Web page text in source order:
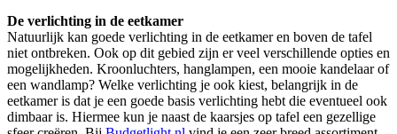
De verlichting in de eetkamer
Natuurlijk kan goede verlichting in de eetkamer en boven de tafel
niet ontbreken. Ook op dit gebied zijn er veel verschillende opties en
mogelijkheden. Kroonluchters, hanglampen, een mooie kandelaar of
een wandlamp? Welke verlichting je ook kiest, belangrijk in de
eetkamer is dat je een goede basis verlichting hebt die eventueel ook
dimbaar is. Hiermee kun je naast de kaarsjes op tafel een gezellige